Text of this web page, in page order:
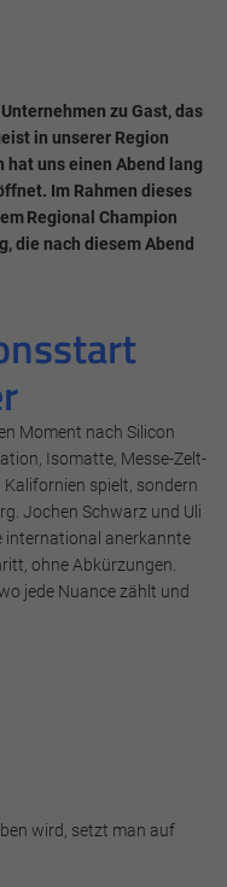
zu Gast, das
in unserer Region
hat uns einen Abend lang
Im Rahmen dieses
Regional Champion
die nach diesem Abend
Moment nach Silicon
Isomatte, Messe-Zelt-
spielt, sondern
Jochen Schwarz und Uli
international anerkannte
ohne Abkürzungen.
jede Nuance zählt und
wird, setzt man auf